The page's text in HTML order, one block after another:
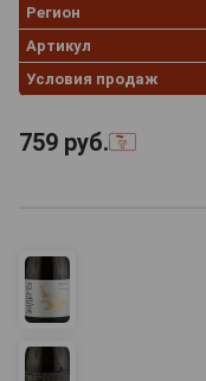
Регион
Артикул
Условия продаж
759 руб.